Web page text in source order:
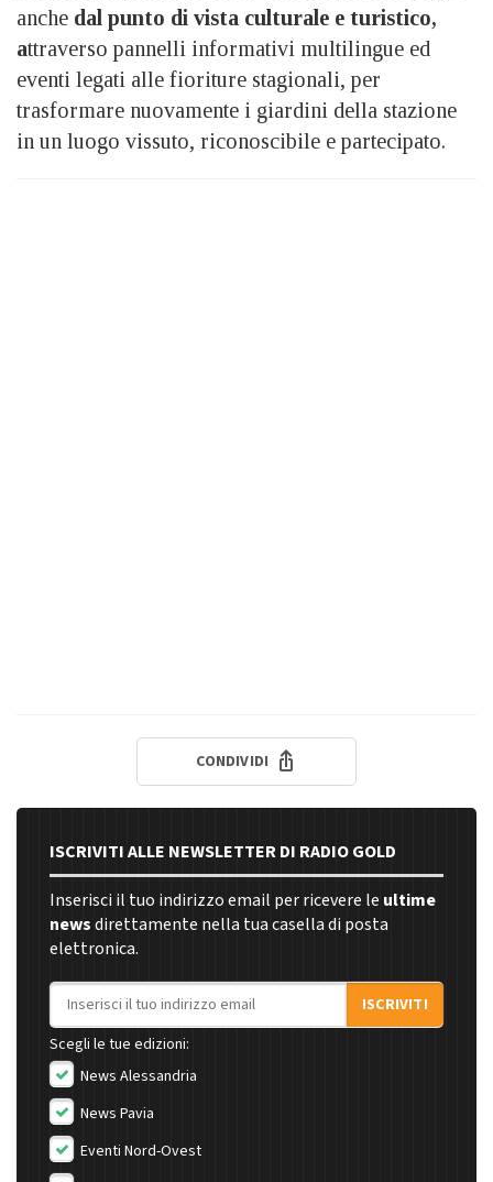
anche dal punto di vista culturale e turistico,
attraverso pannelli informativi multilingue ed
eventi legati alle fioriture stagionali, per
trasformare nuovamente i giardini della stazione
in un luogo vissuto, riconoscibile e partecipato.
CONDIVIDI
ISCRIVITI ALLE NEWSLETTER DI RADIO GOLD
Inserisci il tuo indirizzo email per ricevere le ultime
newsdirettamente nella tua casella di posta
elettronica.
Indirizzo email
ISCRIVITI
Scegli le tue edizioni:
News Alessandria
News Pavia
Eventi Nord-Ovest